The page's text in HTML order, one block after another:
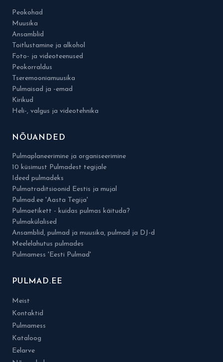
Peokohad
Muusika
Ansamblid
Toitlustamine ja alkohol
Foto- ja videoteenused
Peokorraldus
Tseremooniamuusika
Pulmaisad ja -emad
Kirikud
Heli-, valgus ja videotehnika
NÕUANDED
Pulmaplaneerimine ja organiseerimine
10 küsimust Pulmadest tegijale
Ideed pulmadeks
Pulmatraditsioonid Eestis ja mujal
Pulmad.ee 'Aasta Tegija'
Pulmaetikett - kuidas pulmas käituda?
Pulmakülalised
Ansamblid, pulmad ja muusika, pulmad ja DJ-d
Meelelahutus pulmades
Pulmamess 'Eesti Pulmad'
PULMAD.EE
Meist
Kontaktid
Pulmamess
Kataloog
Eelarve